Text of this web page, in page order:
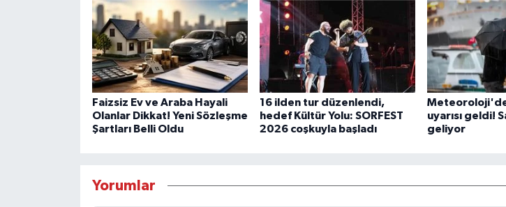
Faizsiz Ev ve Araba Hayali
Olanlar Dikkat! Yeni Sözleşme
Şartları Belli Oldu
16 ilden tur düzenlendi,
hedef Kültür Yolu: SORFEST
2026 coşkuyla başladı
uyarısı geldi!
geliyor
Yorumlar